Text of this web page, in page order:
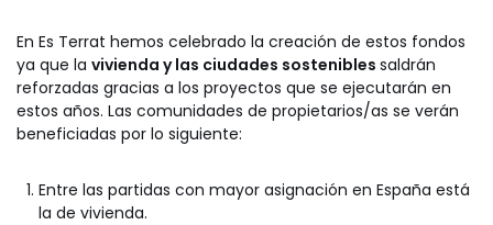
En Es Terrat hemos celebrado la creación de estos fondos
ya que la vivienda y las ciudades sostenibles saldrán
reforzadas gracias a los proyectos que se ejecutarán en
estos años. Las comunidades de propietarios/as se verán
beneficiadas por lo siguiente:
Entre las partidas con mayor asignación en España está
la de vivienda.